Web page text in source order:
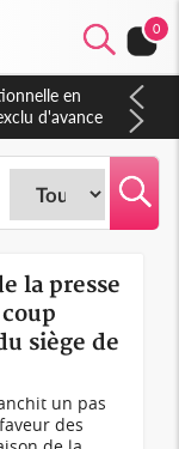
0
en
d'avance
la presse
siège de
un pas
des